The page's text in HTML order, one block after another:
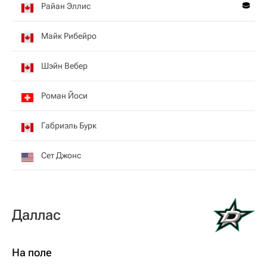
Райан Эллис
Майк Рибейро
Шэйн Вебер
Роман Йоси
Габриэль Бурк
Сет Джонс
Даллас
На поле